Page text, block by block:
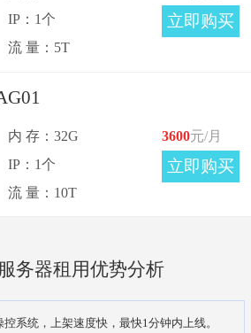
IP：1个
流 量：5T
立即购买
内 存：32G
IP：1个
流 量：10T
3600元/月
立即购买
务器租用优势分析
控系统，上架速度快，最快1分钟内上线。